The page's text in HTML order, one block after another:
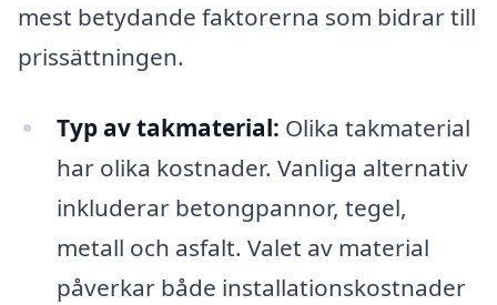
mest betydande faktorerna som bidrar till
prissättningen.
Typ av takmaterial: Olika takmaterial
har olika kostnader. Vanliga alternativ
inkluderar betongpannor, tegel,
metall och asfalt. Valet av material
påverkar både installationskostnader